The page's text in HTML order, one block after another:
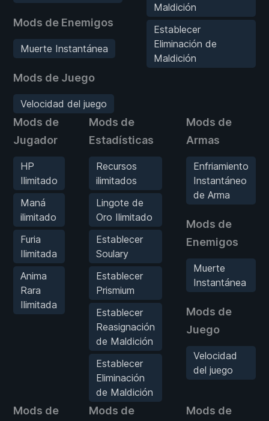
Mods de Enemigos
Muerte Instantánea
Mods de Juego
Velocidad del juego
Maldición
Establecer
Eliminación de
Maldición
Mods de
Jugador
HP
Ilimitado
Maná
ilimitado
Furia
Ilimitada
Anima
Rara
Ilimitada
Mods de
Estadísticas
Recursos
ilimitados
Lingote de
Oro Ilimitado
Establecer
Soulary
Establecer
Prismium
Establecer
Reasignación
de Maldición
Establecer
Eliminación
de Maldición
Mods de
Armas
Enfriamiento
Instantáneo
de Arma
Mods de
Enemigos
Muerte
Instantánea
Mods de
Juego
Velocidad
del juego
Mods de
Mods de
Mods de